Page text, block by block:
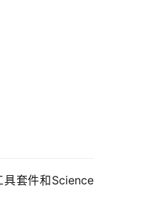
具套件和Science